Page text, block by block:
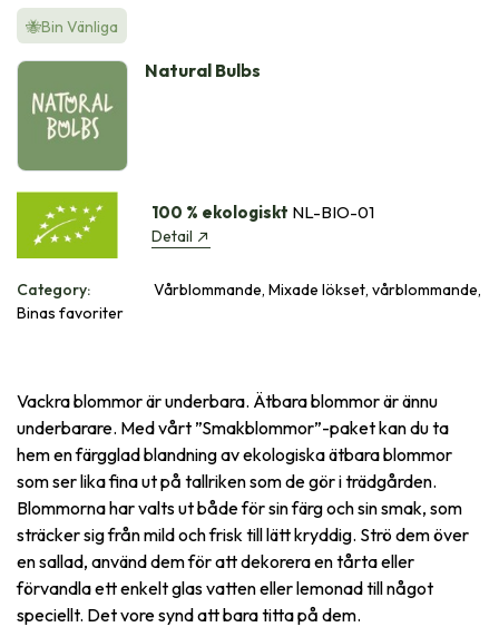
🐝Bin Vänliga
Natural Bulbs
100 % ekologiskt NL-BIO-01
Detail
Category:
Vårblommande, Mixade lökset, vårblommande,
Binas favoriter
Vackra blommor är underbara. Ätbara blommor är ännu
underbarare. Med vårt ”Smakblommor”-paket kan du ta
hem en färgglad blandning av ekologiska ätbara blommor
som ser lika fina ut på tallriken som de gör i trädgården.
Blommorna har valts ut både för sin färg och sin smak, som
sträcker sig från mild och frisk till lätt kryddig. Strö dem över
en sallad, använd dem för att dekorera en tårta eller
förvandla ett enkelt glas vatten eller lemonad till något
speciellt. Det vore synd att bara titta på dem.